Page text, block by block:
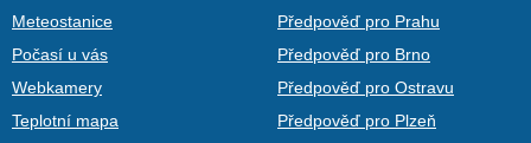
Meteostanice
Počasí u vás
Webkamery
Teplotní mapa
Předpověď pro Prahu
Předpověď pro Brno
Předpověď pro Ostravu
Předpověď pro Plzeň